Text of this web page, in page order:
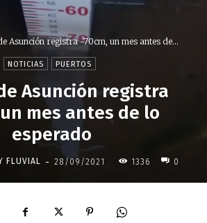
Asunción registra -70cm, un mes antes de...
NOTICIAS PUERTOS
Asunción registra
mes antes de lo
esperado
FLUVIAL - 28/09/2021 1336 0